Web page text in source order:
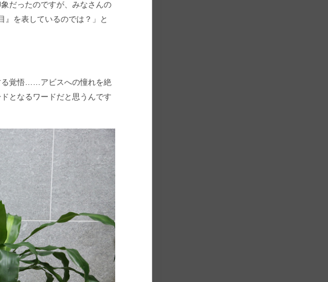
だったのですが、みなさんの
』を表しているのでは？」と
る覚悟……アビスへの憧れを絶
となるワードだと思うんです